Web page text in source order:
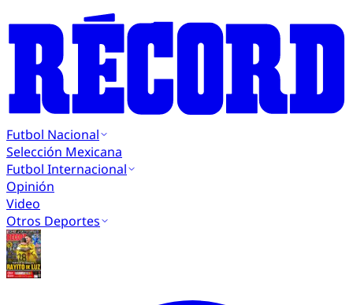
Futbol Nacional
Selección Mexicana
Futbol Internacional
Opinión
Video
Otros Deportes